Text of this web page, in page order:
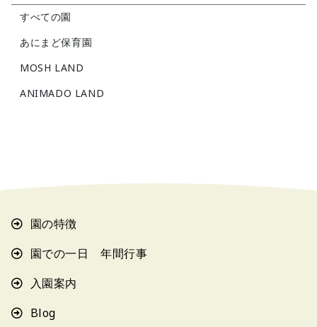
すべての園
あにまど保育園
MOSH LAND
ANIMADO LAND
園の特徴
園での一日 年間行事
入園案内
Blog